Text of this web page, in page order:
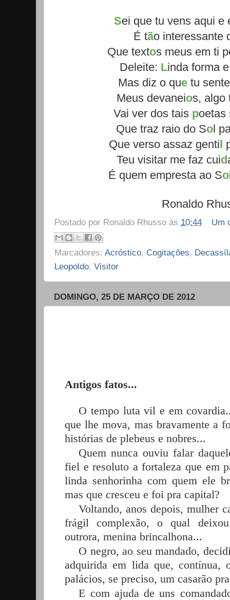
Sei que tu vens aqui e
É tão interessante
Que textos meus em ti
Deleite: Linda forma
Mas diz o que tu
Meus devaneios, algo
Vai ver dos tais poetas
Que traz raio do Sol
Que verso assaz gentil
Teu visitar me faz cuid
É quem empresta ao So
Ronaldo
Postado por Ronaldo Rhusso às 10:44 Um
Marcadores: Acróstico, Cogitações,
Leopoldo, Visitor
DOMINGO, 25 DE MARÇO DE 2012
Antigos fatos...
O tempo luta vil e em
que lhe mova, mas bravamente a
histórias de plebeus e nobres...
Quem nunca ouviu falar
fiel e resoluto a fortaleza que em
linda senhorinha com quem ele
mas que cresceu e foi pra capital?
Voltando, anos depois, mulher
frágil complexão, o qual
outrora, menina brincalhona...
O negro, ao seu mandado,
adquirida em lida que, contínua,
palácios, se preciso, um casarão
E com ajuda de uns